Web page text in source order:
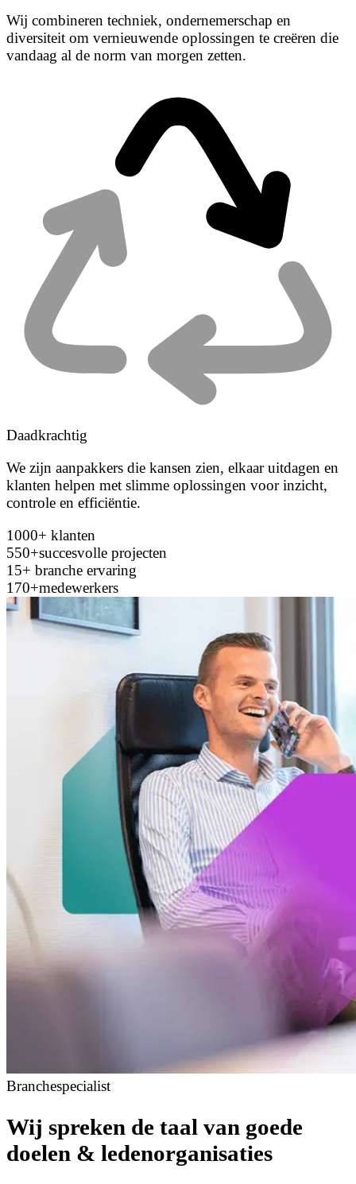
Wij combineren techniek, ondernemerschap en
diversiteit om vernieuwende oplossingen te creëren die
vandaag al de norm van morgen zetten.
Daadkrachtig
We zijn aanpakkers die kansen zien, elkaar uitdagen en
klanten helpen met slimme oplossingen voor inzicht,
controle en efficiëntie.
1000+ klanten
550+succesvolle projecten
15+ branche ervaring
170+medewerkers
Branchespecialist
Wij spreken de taal van goede
doelen & ledenorganisaties